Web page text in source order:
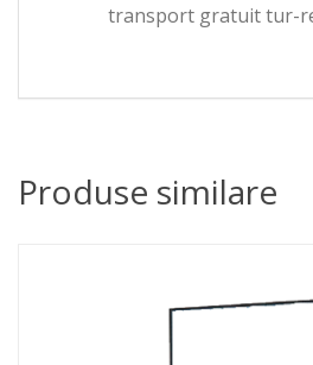
transport gratuit tur-
Produse similare